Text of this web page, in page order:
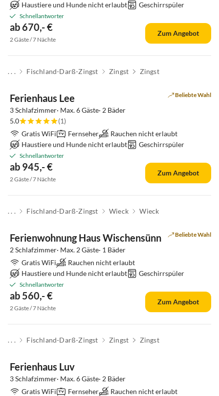
Haustiere und Hunde nicht erlaubt
Geschirrspüler
Schnellantworter
ab 670,- €
2 Gäste / 7 Nächte
Zum Angebot
. . . Fischland-Darß-Zingst Zingst Zingst
Ferienhaus Lee Beliebte Wahl
3 Schlafzimmer· Max. 6 Gäste· 2 Bäder
5.0
(1)
Gratis WiFi
Fernseher
Rauchen nicht erlaubt
Haustiere und Hunde nicht erlaubt
Geschirrspüler
Schnellantworter
ab 945,- €
2 Gäste / 7 Nächte
Zum Angebot
. . . Fischland-Darß-Zingst Wieck Wieck
Ferienwohnung Haus Wischensünn Beliebte Wahl
2 Schlafzimmer· Max. 2 Gäste· 1 Bäder
Gratis WiFi
Rauchen nicht erlaubt
Haustiere und Hunde nicht erlaubt
Geschirrspüler
Schnellantworter
ab 560,- €
2 Gäste / 7 Nächte
Zum Angebot
. . . Fischland-Darß-Zingst Zingst Zingst
Ferienhaus Luv
3 Schlafzimmer· Max. 6 Gäste· 2 Bäder
Gratis WiFi
Fernseher
Rauchen nicht erlaubt